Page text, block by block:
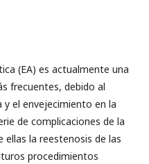
(EA) es actualmente una
frecuentes, debido al
y el envejecimiento en la
de complicaciones de la
la reestenosis de las
procedimientos